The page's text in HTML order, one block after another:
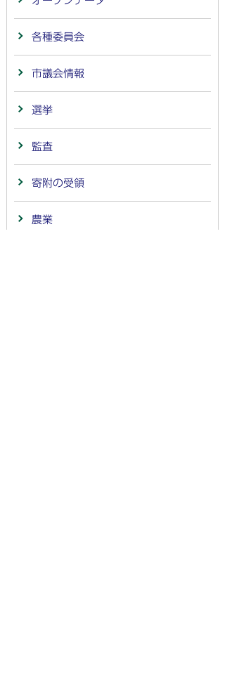
各種委員会
市議会情報
選挙
監査
寄附の受領
農業